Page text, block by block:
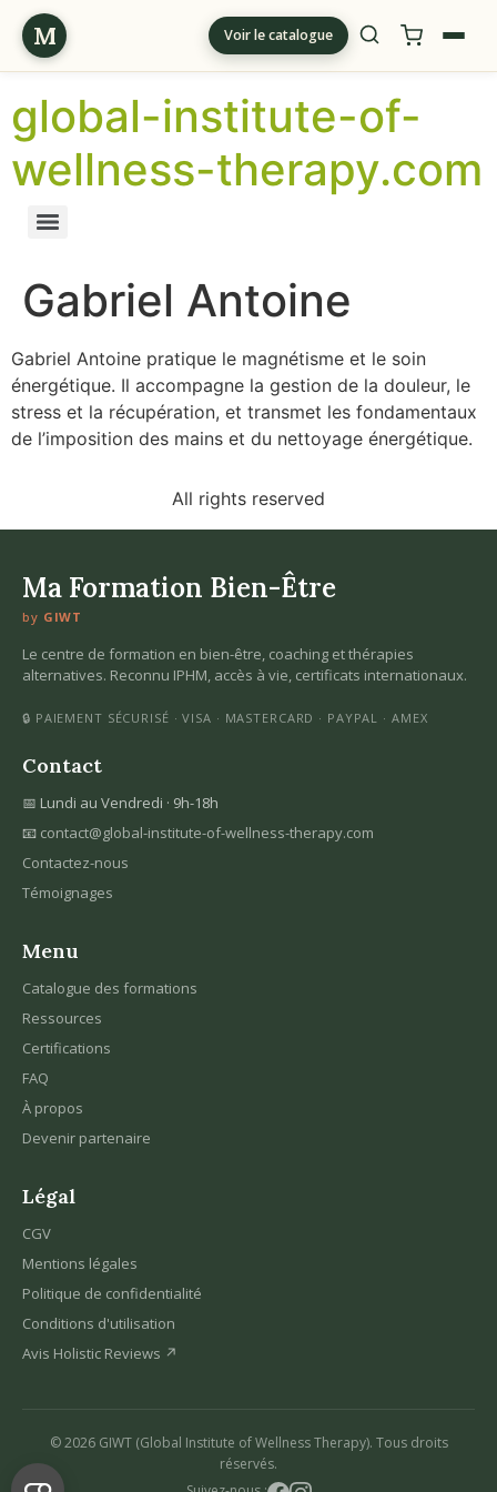
M Voir le catalogue
global-institute-of-
wellness-therapy.com
Gabriel Antoine
Gabriel Antoine pratique le magnétisme et le soin
énergétique. Il accompagne la gestion de la douleur, le
stress et la récupération, et transmet les fondamentaux
de l’imposition des mains et du nettoyage énergétique.
All rights reserved
Ma Formation Bien-Être
by GIWT
Le centre de formation en bien-être, coaching et thérapies
alternatives. Reconnu IPHM, accès à vie, certificats internationaux.
🔒 PAIEMENT SÉCURISÉ · VISA · MASTERCARD · PAYPAL · AMEX
Contact
📅 Lundi au Vendredi · 9h-18h
📧 contact@global-institute-of-wellness-therapy.com
Contactez-nous
Témoignages
Menu
Catalogue des formations
Ressources
Certifications
FAQ
À propos
Devenir partenaire
Légal
CGV
Mentions légales
Politique de confidentialité
Conditions d'utilisation
Avis Holistic Reviews ↗
© 2026 GIWT (Global Institute of Wellness Therapy). Tous droits
réservés.